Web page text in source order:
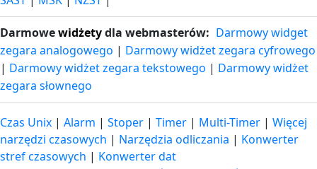
Darmowewidżetydla webmasterów: Darmowy widget
zegara analogowego | Darmowy widżet zegara cyfrowego
| Darmowy widżet zegara tekstowego | Darmowy widżet
zegara słownego
Czas Unix | Alarm | Stoper | Timer | Multi-Timer | Więcej
narzędzi czasowych | Narzędzia odliczania | Konwerter
stref czasowych | Konwerter dat